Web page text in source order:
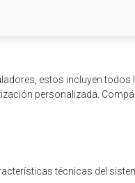
estos incluyen todos
personalizada.
técnicas del